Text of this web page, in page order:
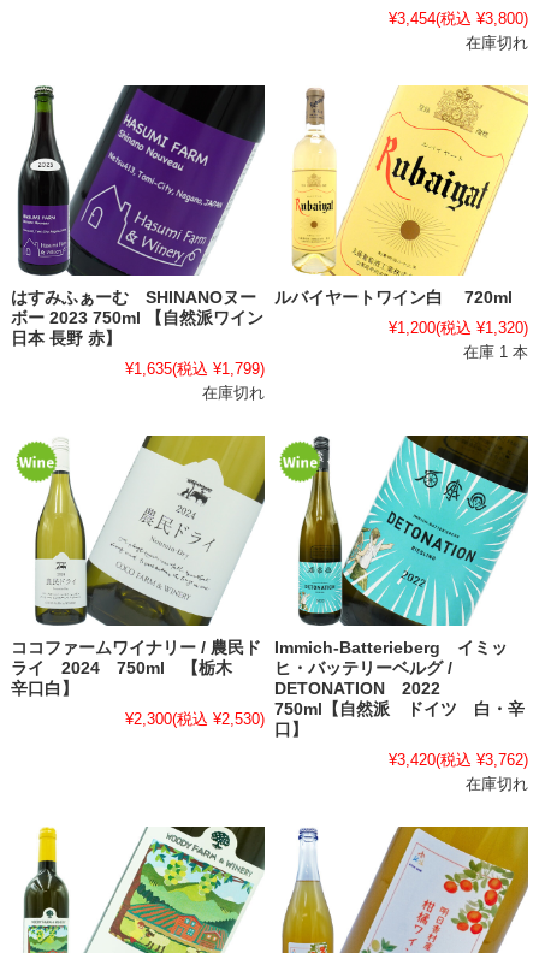
¥3,454(税込 ¥3,800)
在庫切れ
はすみふぁーむ SHINANOヌー
ボー 2023 750ml 【自然派ワイン
日本 長野 赤】
¥1,635(税込 ¥1,799)
在庫切れ
ルバイヤートワイン白 720ml
¥1,200(税込 ¥1,320)
在庫 1 本
ココファームワイナリー / 農民ド
ライ 2024 750ml 【栃木
辛口白】
¥2,300(税込 ¥2,530)
Immich-Batterieberg イミッ
ヒ・バッテリーベルグ /
DETONATION 2022
750ml【自然派 ドイツ 白・辛
口】
¥3,420(税込 ¥3,762)
在庫切れ